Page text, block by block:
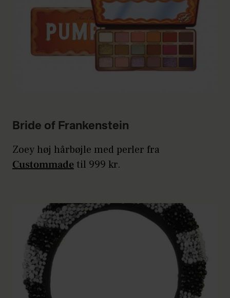
Bride of Frankenstein
Zoey høj hårbøjle med perler fra
Custommade til 999 kr.